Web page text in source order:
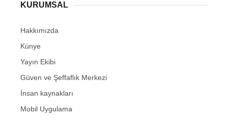
KURUMSAL
Hakkımızda
Künye
Yayın Ekibi
Güven ve Şeffaflık Merkezi
İnsan kaynakları
Mobil Uygulama